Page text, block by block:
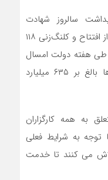
سالروز شهادت
شهیدان رجائی و باهنر و هفته دولت از افتتاح و کلنگ‌زنی ۱۱۸
طی هفته دولت امسال
خبر داد و افزود: ارزش این پروژه ها بالغ بر ۶۳۵ میلیارد
به همه کارگزاران
توجه به شرایط فعلی
می کنند تا خدمت